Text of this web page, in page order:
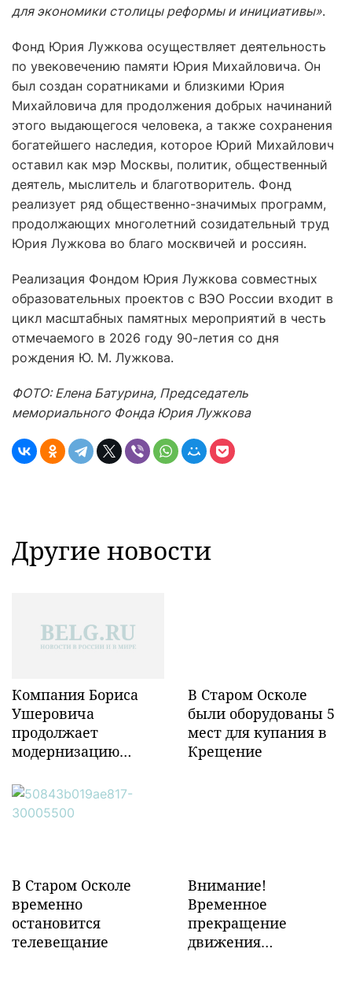
для экономики столицы реформы и инициативы».
Фонд Юрия Лужкова осуществляет деятельность
по увековечению памяти Юрия Михайловича. Он
был создан соратниками и близкими Юрия
Михайловича для продолжения добрых начинаний
этого выдающегося человека, а также сохранения
богатейшего наследия, которое Юрий Михайлович
оставил как мэр Москвы, политик, общественный
деятель, мыслитель и благотворитель. Фонд
реализует ряд общественно-значимых программ,
продолжающих многолетний созидательный труд
Юрия Лужкова во благо москвичей и россиян.
Реализация Фондом Юрия Лужкова совместных
образовательных проектов с ВЭО России входит в
цикл масштабных памятных мероприятий в честь
отмечаемого в 2026 году 90-летия со дня
рождения Ю. М. Лужкова.
ФОТО: Елена Батурина, Председатель
мемориального Фонда Юрия Лужкова
Другие новости
Компания Бориса
Ушеровича
продолжает
модернизацию
инфраструктуры в
Забайкалье
В Старом Осколе
были оборудованы 5
мест для купания в
Крещение
В Старом Осколе
временно
остановится
телевещание
Внимание!
Временное
прекращение
движения